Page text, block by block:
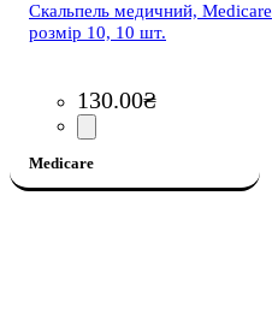
Скальпель медичний, Medicare
розмір 10, 10 шт.
130.00₴
Medicare